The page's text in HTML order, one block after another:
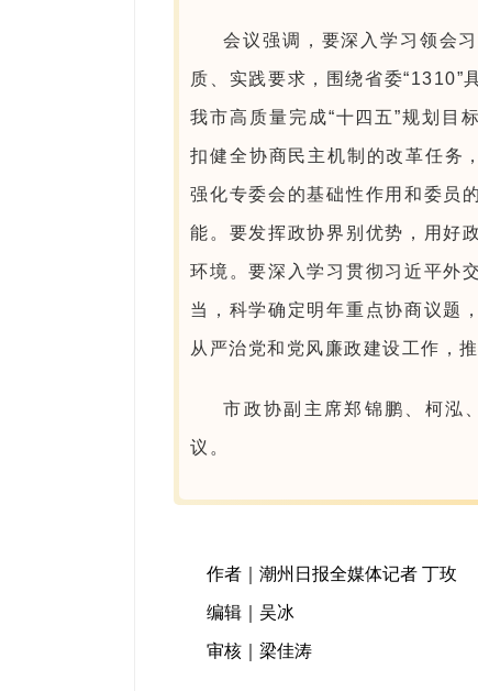
会议强调，要深入学习领会
质、实践要求，围绕省委“1310”
我市高质量完成“十四五”规划目
扣健全协商民主机制的改革任务
强化专委会的基础性作用和委员
能。要发挥政协界别优势，用好
环境。要深入学习贯彻习近平外
当，科学确定明年重点协商议题
从严治党和党风廉政建设工作，
市政协副主席郑锦鹏、柯泓
议。
作者｜潮州日报全媒体记者 丁玫
编辑｜吴冰
审核｜梁佳涛